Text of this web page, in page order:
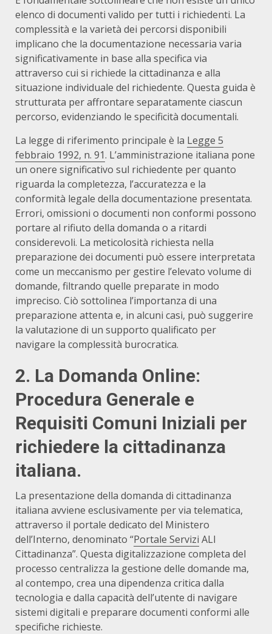
elenco di documenti valido per tutti i richiedenti. La
complessità e la varietà dei percorsi disponibili
implicano che la documentazione necessaria varia
significativamente in base alla specifica via
attraverso cui si richiede la cittadinanza e alla
situazione individuale del richiedente. Questa guida è
strutturata per affrontare separatamente ciascun
percorso, evidenziando le specificità documentali.
La legge di riferimento principale è la Legge 5
febbraio 1992, n. 91. L’amministrazione italiana pone
un onere significativo sul richiedente per quanto
riguarda la completezza, l’accuratezza e la
conformità legale della documentazione presentata.
Errori, omissioni o documenti non conformi possono
portare al rifiuto della domanda o a ritardi
considerevoli. La meticolosità richiesta nella
preparazione dei documenti può essere interpretata
come un meccanismo per gestire l’elevato volume di
domande, filtrando quelle preparate in modo
impreciso. Ciò sottolinea l’importanza di una
preparazione attenta e, in alcuni casi, può suggerire
la valutazione di un supporto qualificato per
navigare la complessità burocratica.
2. La Domanda Online:
Procedura Generale e
Requisiti Comuni Iniziali per
richiedere la cittadinanza
italiana.
La presentazione della domanda di cittadinanza
italiana avviene esclusivamente per via telematica,
attraverso il portale dedicato del Ministero
dell’Interno, denominato “Portale Servizi ALI
Cittadinanza”. Questa digitalizzazione completa del
processo centralizza la gestione delle domande ma,
al contempo, crea una dipendenza critica dalla
tecnologia e dalla capacità dell’utente di navigare
sistemi digitali e preparare documenti conformi alle
specifiche richieste.